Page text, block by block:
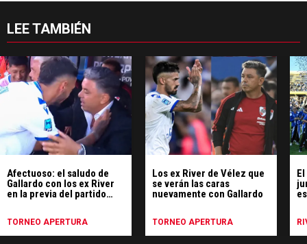
LEE TAMBIÉN
Afectuoso: el saludo de
Gallardo con los ex River
en la previa del partido
TORNEO APERTURA
Los ex River de Vélez que
se verán las caras
nuevamente con Gallardo
TORNEO APERTURA